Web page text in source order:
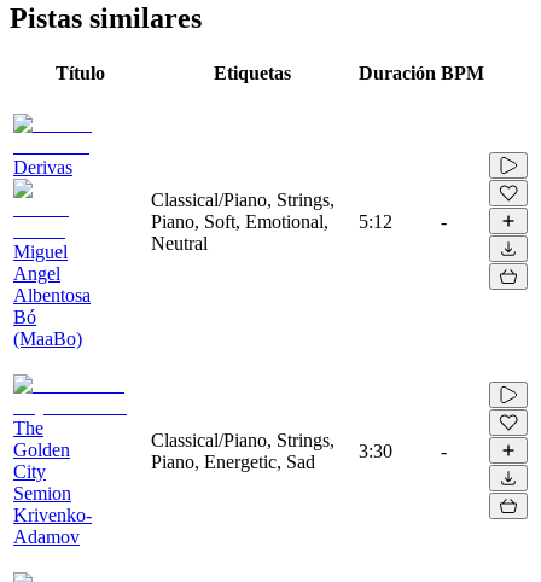
Pistas similares
Título Etiquetas Duración BPM
Derivas
Miguel
Angel
Albentosa
Bó
(MaaBo)
Classical/Piano, Strings,
Piano, Soft, Emotional,
Neutral
5:12 -
The
Golden
City
Semion
Krivenko-
Adamov
Classical/Piano, Strings,
Piano, Energetic, Sad
3:30 -